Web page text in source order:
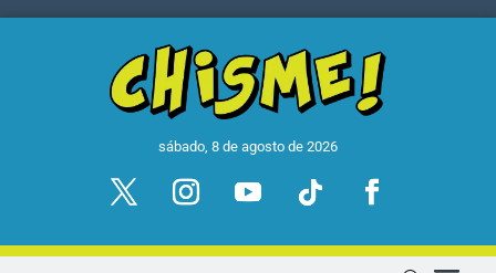
sábado, 8 de agosto de 2026